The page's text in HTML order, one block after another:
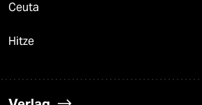
Ceuta
Hitze